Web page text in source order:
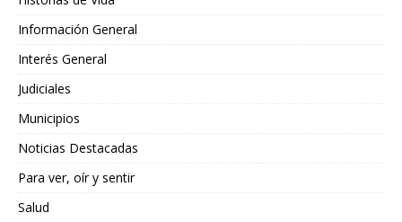
Información General
Interés General
Judiciales
Municipios
Noticias Destacadas
Para ver, oír y sentir
Salud